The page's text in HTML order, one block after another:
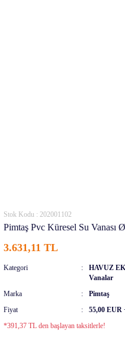
Stok Kodu : 202001102
Pimtaş Pvc Küresel Su Vanası
3.631,11 TL
Kategori HAVUZ
Vanalar
Marka
Pimtaş
Fiyat
55,00 EUR
*391,37 TL den başlayan taksitlerle!